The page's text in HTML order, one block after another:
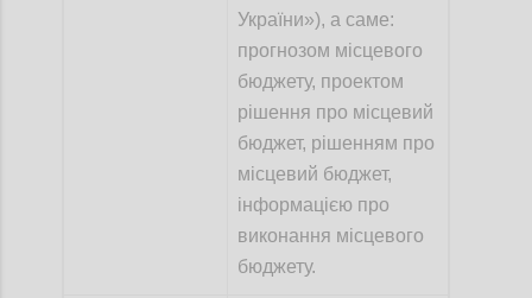
України»), а саме:
прогнозом місцевого
бюджету, проектом
рішення про місцевий
бюджет, рішенням про
місцевий бюджет,
інформацією про
виконання місцевого
бюджету.